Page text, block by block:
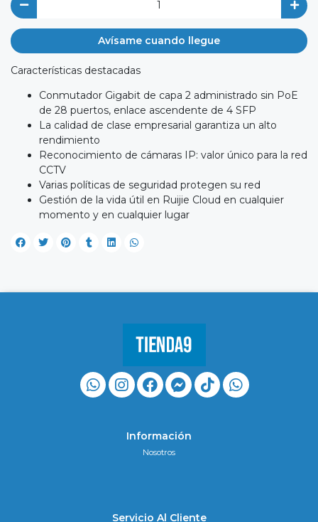
Avísame cuando llegue
Características destacadas
Conmutador Gigabit de capa 2 administrado sin PoE
de 28 puertos, enlace ascendente de 4 SFP
La calidad de clase empresarial garantiza un alto
rendimiento
Reconocimiento de cámaras IP: valor único para la red
CCTV
Varias políticas de seguridad protegen su red
Gestión de la vida útil en Ruijie Cloud en cualquier
momento y en cualquier lugar
Información
Nosotros
Servicio Al Cliente